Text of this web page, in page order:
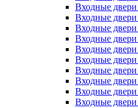
Входные
Входные
Входные
Входные
Входные
Входные
Входные
Входные
Входные
Входные